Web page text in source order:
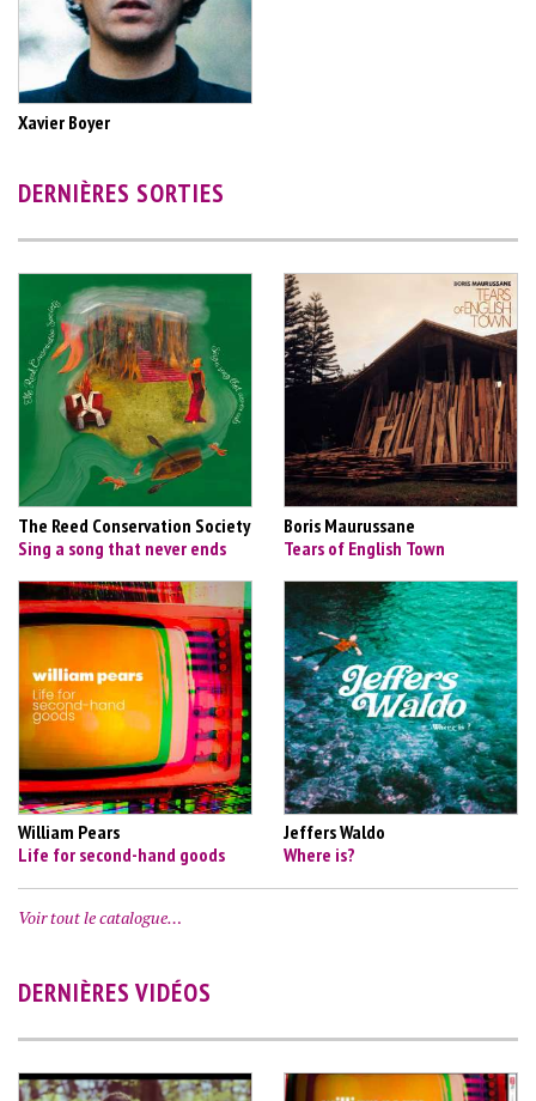
Xavier Boyer
DERNIÈRES SORTIES
The Reed Conservation Society
Sing a song that never ends
Boris Maurussane
Tears of English Town
William Pears
Life for second-hand goods
Jeffers Waldo
Where is?
Voir tout le catalogue…
DERNIÈRES VIDÉOS